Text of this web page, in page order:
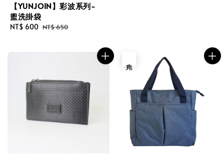
【YUNJOIN】彩波系列-
盥洗掛袋
Sale
NT$ 600 Regular
NT$ 650